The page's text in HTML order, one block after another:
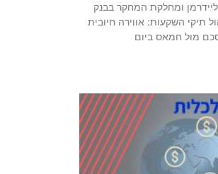
ומחלקת המחקר בבנק
תיקי השקעות: אווירה חיובית
מול חמאס ביום